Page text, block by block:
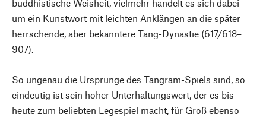
buddhistische Weisheit, vielmehr handelt es sich dabei
um ein Kunstwort mit leichten Anklängen an die später
herrschende, aber bekanntere Tang-Dynastie (617/618–
907).
So ungenau die Ursprünge des Tangram-Spiels sind, so
eindeutig ist sein hoher Unterhaltungswert, der es bis
heute zum beliebten Legespiel macht, für Groß ebenso